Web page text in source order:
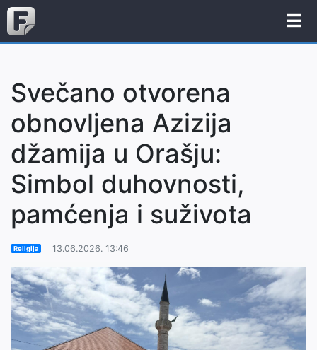
Svečano otvorena
obnovljena Azizija
džamija u Orašju:
Simbol duhovnosti,
pamćenja i suživota
Religija 13.06.2026. 13:46